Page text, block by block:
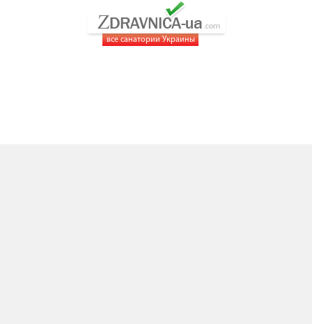
все санатории Украины